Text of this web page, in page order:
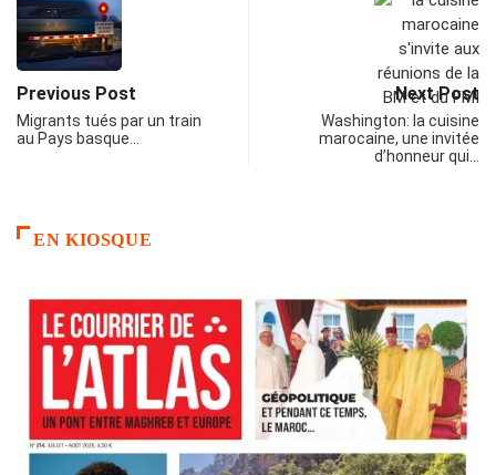
Previous Post
Migrants tués par un train
au Pays basque…
Next Post
Washington: la cuisine
marocaine, une invitée
d’honneur qui…
EN KIOSQUE